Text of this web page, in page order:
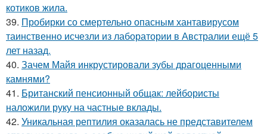
котиков жила.
39. Пробирки со смертельно опасным хантавирусом
таинственно исчезли из лаборатории в Австралии ещё 5
лет назад.
40. Зачем Майя инкрустировали зубы драгоценными
камнями?
41. Британский пенсионный общак: лейбористы
наложили руку на частные вклады.
42. Уникальная рептилия оказалась не представителем